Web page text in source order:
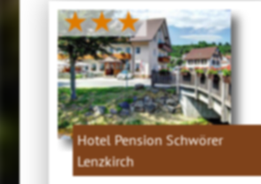
★★★
Hotel Pension Schwörer
Lenzkirch